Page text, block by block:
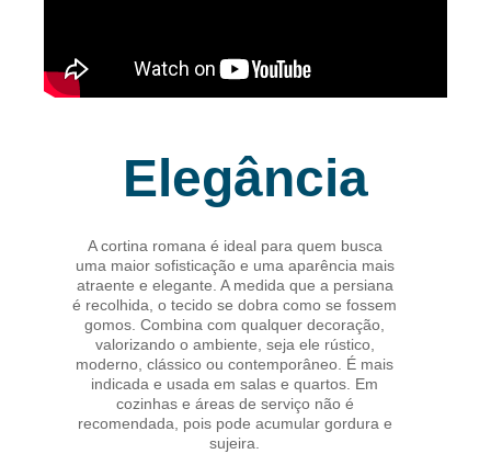
Elegância
A cortina romana é ideal para quem busca
uma maior sofisticação e uma aparência mais
atraente e elegante. A medida que a persiana
é recolhida, o tecido se dobra como se fossem
gomos. Combina com qualquer decoração,
valorizando o ambiente, seja ele rústico,
moderno, clássico ou contemporâneo. É mais
indicada e usada em salas e quartos. Em
cozinhas e áreas de serviço não é
recomendada, pois pode acumular gordura e
sujeira.